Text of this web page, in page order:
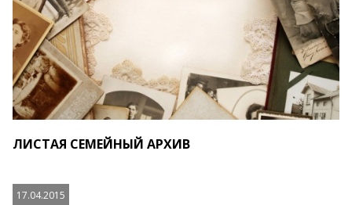
ЛИСТАЯ СЕМЕЙНЫЙ АРХИВ
17.04.2015